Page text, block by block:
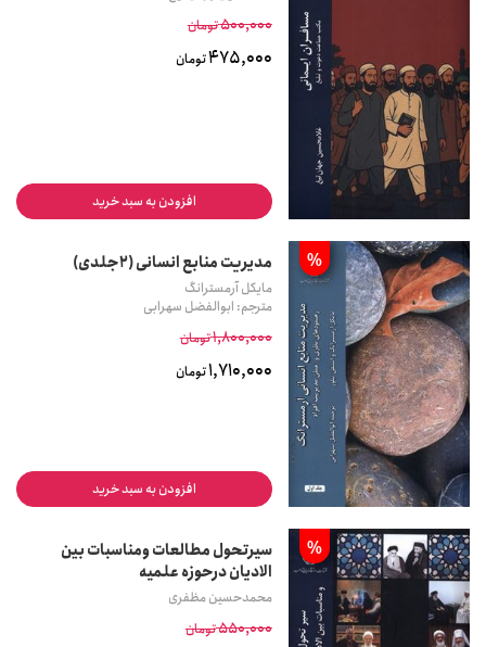
500,000تومان
475,000تومان
افزودن به سبد خرید
% مدیریت منابع انسانی (2جلدی)
مایکل آرمسترانگ
مترجم: ابوالفضل سهرابی
1,800,000تومان
1,710,000تومان
افزودن به سبد خرید
%
سیرتحول مطالعات ومناسبات بین
الادیان درحوزه علمیه
محمدحسین مظفری
550,000تومان